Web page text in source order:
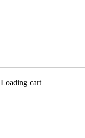
Loading cart